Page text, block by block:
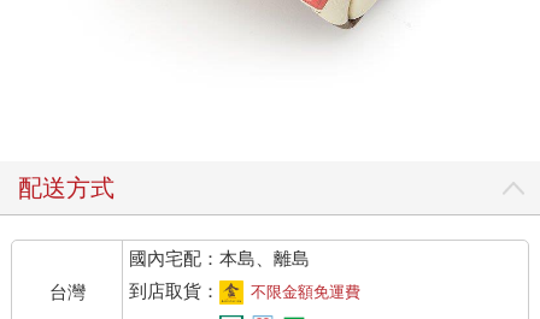
配送方式
台灣
國內宅配：本島、離島
到店取貨：
不限金額免運費